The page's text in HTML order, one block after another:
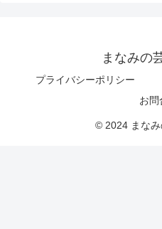
まなみの
プライバシーポリシー
お問
© 2024 まなみ